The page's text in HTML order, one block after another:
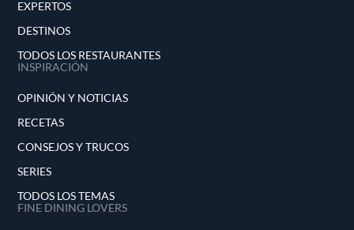
EXPERTOS
DESTINOS
TODOS LOS RESTAURANTES
INSPIRACIÓN
OPINIÓN Y NOTICIAS
RECETAS
CONSEJOS Y TRUCOS
SERIES
TODOS LOS TEMAS
FINE DINING LOVERS